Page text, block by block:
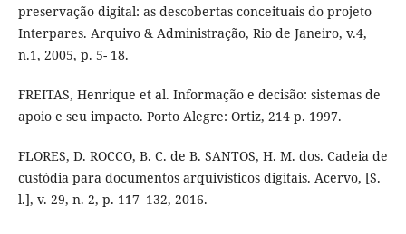
preservação digital: as descobertas conceituais do projeto
Interpares. Arquivo & Administração, Rio de Janeiro, v.4,
n.1, 2005, p. 5- 18.
FREITAS, Henrique et al. Informação e decisão: sistemas de
apoio e seu impacto. Porto Alegre: Ortiz, 214 p. 1997.
FLORES, D. ROCCO, B. C. de B. SANTOS, H. M. dos. Cadeia de
custódia para documentos arquivísticos digitais. Acervo, [S.
l.], v. 29, n. 2, p. 117–132, 2016.